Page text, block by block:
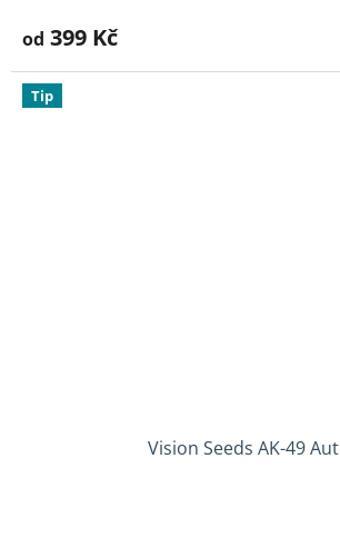
od 399 Kč
Tip
Vision Seeds AK-49